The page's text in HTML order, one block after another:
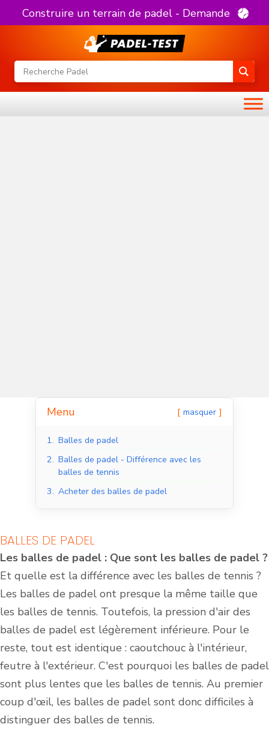
Construire un terrain de padel - Demande
Menu masquer
1. Balles de padel
2. Balles de padel - Différence avec les
balles de tennis
3. Acheter des balles de padel
BALLES DE PADEL
Les balles de padel : Que sont les balles de padel ?
Et quelle est la différence avec les balles de tennis ?
Les balles de padel ont presque la même taille que
les balles de tennis. Toutefois, la pression d'air des
balles de padel est légèrement inférieure. Pour le
reste, tout est identique : caoutchouc à l'intérieur,
feutre à l'extérieur. C'est pourquoi les balles de padel
sont plus lentes que les balles de tennis. Au premier
coup d'œil, les balles de padel sont donc difficiles à
distinguer des balles de tennis.
salle
extérieur